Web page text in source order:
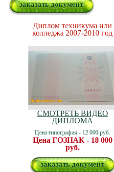
заказать документ
Диплом техникума или
колледжа 2007-2010 год
СМОТРЕТЬ ВИДЕО
ДИПЛОМА
Цена типография - 12 000 руб.
Цена ГОЗНАК - 18 000
руб.
заказать документ